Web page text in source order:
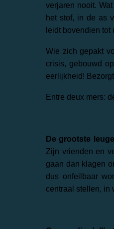
verjaren nooit.
het stof, in de as
leidt bovendien
Wie zich gepakt
crisis, gebouwd
eerlijkheid!
Entre deux mers:
De grootste
Zijn vrienden en
gaan dan klagen
dus onfeilbaar
centraal stellen, in